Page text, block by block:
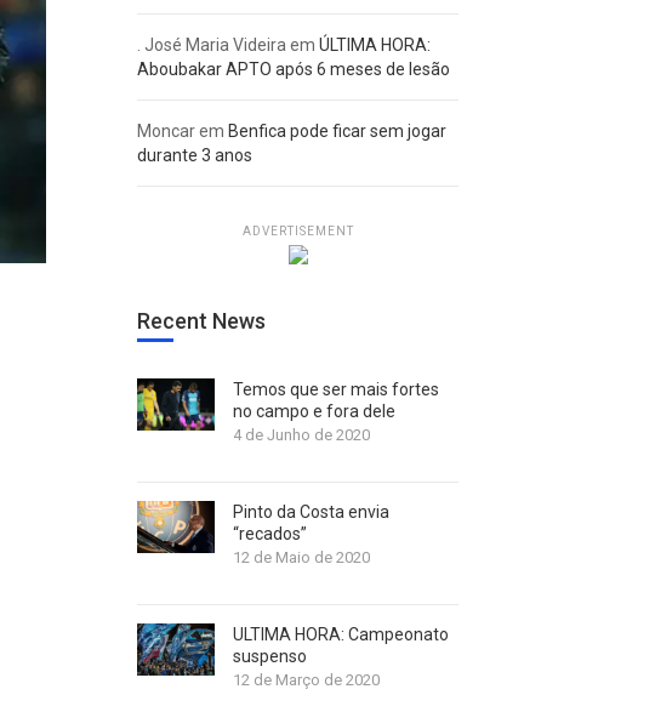
. José Maria Videira em ÚLTIMA HORA:
Aboubakar APTO após 6 meses de lesão
Moncarem Benfica pode ficar sem jogar
durante 3 anos
ADVERTISEMENT
Recent News
Temos que ser mais fortes
no campo e fora dele
4 de Junho de 2020
Pinto da Costa envia
“recados”
12 de Maio de 2020
ULTIMA HORA: Campeonato
suspenso
12 de Março de 2020